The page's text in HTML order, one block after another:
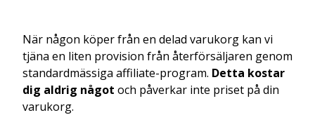
När någon köper från en delad varukorg kan vi
tjäna en liten provision från återförsäljaren genom
standardmässiga affiliate-program. Detta kostar
dig aldrig något och påverkar inte priset på din
varukorg.